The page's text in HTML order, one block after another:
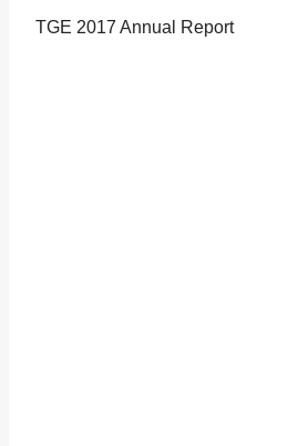
TGE 2017 Annual Report